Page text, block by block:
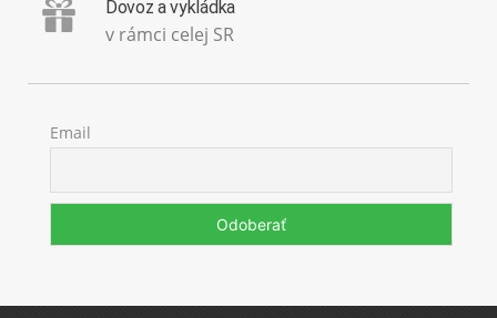
Dovoz a vykládka
v rámci celej SR
Email